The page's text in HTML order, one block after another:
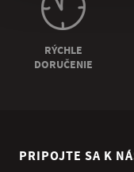
RÝCHLE
DORUČENIE
PRIPOJTE SA K